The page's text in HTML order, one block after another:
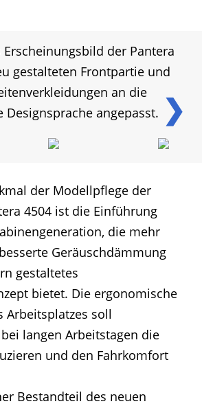
❯
der Pantera
gestalteten Frontpartie und
an die
Designsprache angepasst.
der Modellpflege der
4504 ist die Einführung
die mehr
Geräuschdämmung
gestaltetes
bietet. Die ergonomische
Arbeitsplatzes soll
langen Arbeitstagen die
und den Fahrkomfort
Bestandteil des neuen